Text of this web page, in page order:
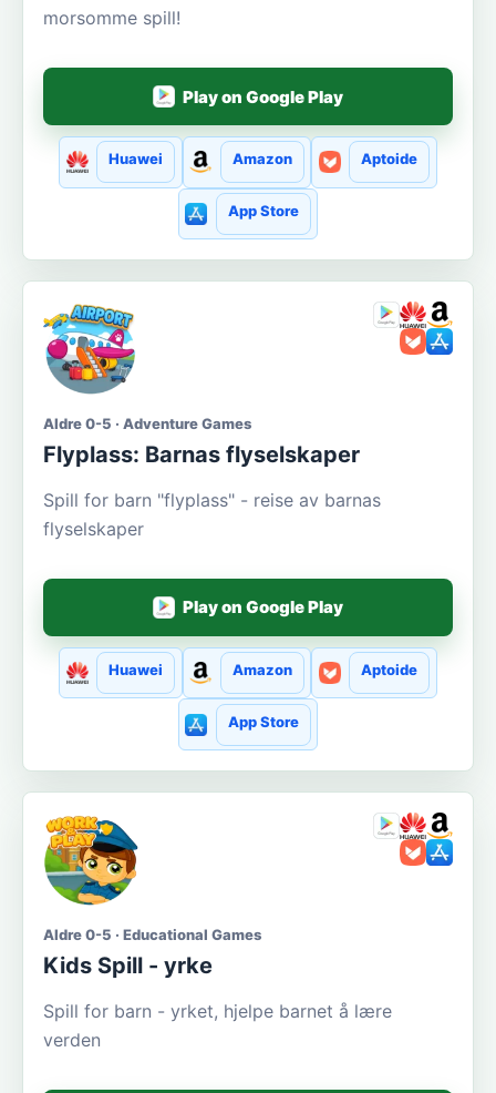
morsomme spill!
Play on Google Play
Huawei Amazon Aptoide
App Store
Aldre 0-5 · Adventure Games
Flyplass: Barnas flyselskaper
Spill for barn "flyplass" - reise av barnas
flyselskaper
Play on Google Play
Huawei Amazon Aptoide
App Store
Aldre 0-5 · Educational Games
Kids Spill - yrke
Spill for barn - yrket, hjelpe barnet å lære
verden